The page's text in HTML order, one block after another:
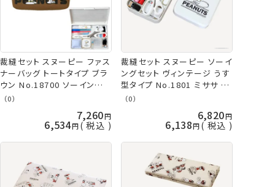
裁縫セット スヌーピー ファス
ナーバッグ トートタイプ ブラ
ウン No.18700 ソーイングセ
ット ミササ
（0）
7,260
6,534 税込
裁縫セット スヌーピー ソーイ
ングセット ヴィンテージ うす
型タイプ No.1801 ミササ 手
芸の山久
（0）
6,820
6,138 税込